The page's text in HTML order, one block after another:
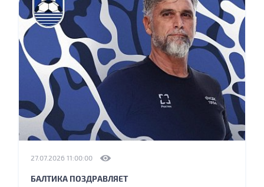
27.07.2026 11:00:00
БАЛТИКА ПОЗДРАВЛЯЕТ